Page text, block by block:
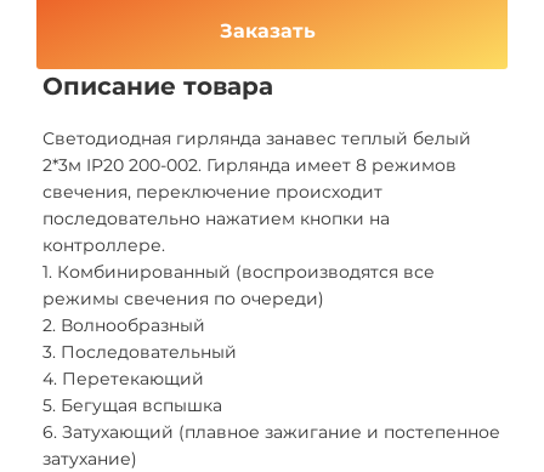
Заказать
Описание товара
Светодиодная гирлянда занавес теплый белый
2*3м IP20 200-002. Гирлянда имеет 8 режимов
свечения, переключение происходит
последовательно нажатием кнопки на
контроллере.
1. Комбинированный (воспроизводятся все
режимы свечения по очереди)
2. Волнообразный
3. Последовательный
4. Перетекающий
5. Бегущая вспышка
6. Затухающий (плавное зажигание и постепенное
затухание)